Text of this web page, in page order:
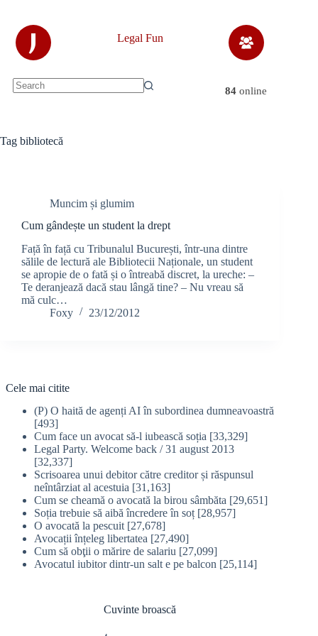
content
J Legal Fun
84 online
Tag bibliotecă
Muncim și glumim
Cum gândește un student la drept
Față în față cu Tribunalul București, într-una dintre
sălile de lectură ale Bibliotecii Naționale, un student
se apropie de o fată și o întreabă discret, la ureche: –
Te deranjează dacă stau lângă tine? – Nu vreau să
mă culc…
Foxy
23/12/2012
Cele mai citite
(P) O haită de agenți AI în subordinea dumneavoastră
[493]
Cum face un avocat să-l iubească soția [33,329]
Legal Party. Welcome back / 31 august 2013
[32,337]
Scrisoarea unui debitor către creditor și răspunsul
neîntârziat al acestuia [31,163]
Cum se cheamă o avocată la birou sâmbăta [29,651]
Soția trebuie să aibă încredere în soț [28,957]
O avocată la pescuit [27,678]
Avocații înțeleg libertatea [27,490]
Cum să obţii o mărire de salariu [27,099]
Avocatul iubitor dintr-un salt e pe balcon [25,114]
Cuvinte broască